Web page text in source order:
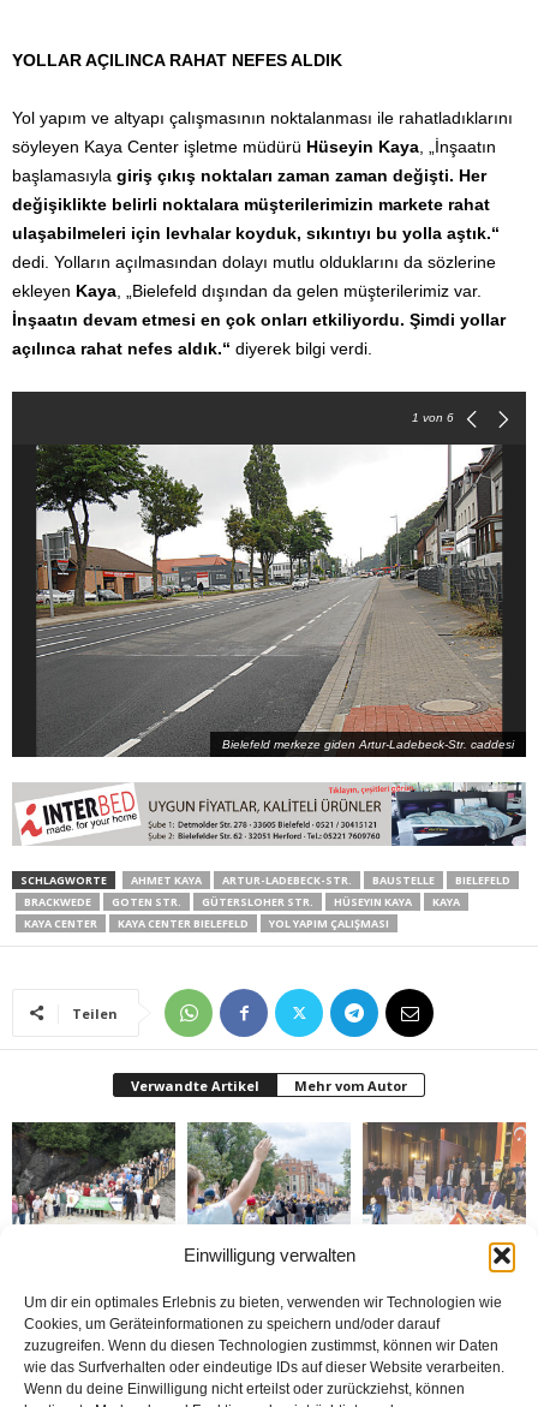
Einwilligung verwalten
Um dir ein optimales Erlebnis zu bieten, verwenden wir Technologien wie
Cookies, um Geräteinformationen zu speichern und/oder darauf
zuzugreifen. Wenn du diesen Technologien zustimmst, können wir Daten
wie das Surfverhalten oder eindeutige IDs auf dieser Website verarbeiten.
Wenn du deine Einwilligung nicht erteilst oder zurückziehst, können
YOLLAR AÇILINCA RAHAT NEFES ALDIK
Yol yapım ve altyapı çalışmasının noktalanması ile rahatladıklarını
söyleyen Kaya Center işletme müdürü Hüseyin Kaya , „İnşaatın
başlamasıyla giriş çıkış noktaları zaman zaman değişti. Her
değişiklikte belirli noktalara müşterilerimizin markete rahat
ulaşabilmeleri için levhalar koyduk, sıkıntıyı bu yolla aştık.“
dedi. Yolların açılmasından dolayı mutlu olduklarını da sözlerine
ekleyen Kaya , „Bielefeld dışından da gelen müşterilerimiz var.
İnşaatın devam etmesi en çok onları etkiliyordu. Şimdi yollar
açılınca rahat nefes aldık.“ diyerek bilgi verdi.
1 von 6
Bielefeld merkeze giden Artur-Ladebeck-Str. caddesi
SCHLAGWORTE AHMET KAYA ARTUR-LADEBECK-STR. BAUSTELLE
BIELEFELD
BRACKWEDE
GOTEN STR. GÜTERSLOHER STR. HÜSEYIN KAYA
KAYA
KAYA CENTER
KAYA CENTER BIELEFELD YOL YAPIM ÇALIŞMASI
Teilen
Verwandte Artikel Mehr vom Autor
Brandmauer adé: Die
AfD und das Versagen
MÜSİAD Genel Başkanı
buluşturduğu bir
noktada birleşti“